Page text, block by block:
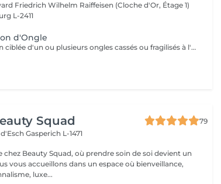
Friedrich Wilhelm Raiffeisen (Cloche d'Or, Étage 1)
L-2411
d'Ongle
Réparation ciblée d'un ou plusieurs ongles cassés ou fragilisés à l'aide de Gel. Prestation complémentaire à un service en Gel.
Squad
79
d'EschGasperich L-1471
chez Beauty Squad, où prendre soin de soi devient un
vous accueillons dans un espace où bienveillance,
luxe...